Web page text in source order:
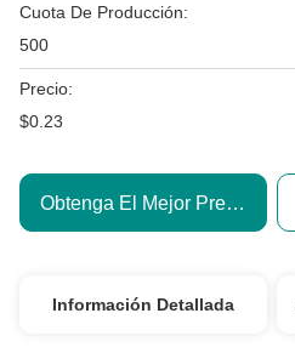
Cuota De Producción:
500
Precio:
$0.23
Obtenga El Mejor Precio
Información Detallada